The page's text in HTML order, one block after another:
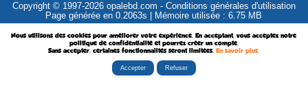
Copyright © 1997-2026 opalebd.com - Conditions générales d'utilisation
Page générée en 0.2063s | Mémoire utilisée : 6.75 MB
Nous utilisons des cookies pour améliorer votre expérience. En acceptant, vous acceptez notre
politique de confidentialité et pourrez créer un compte.
Sans accepter, certaines fonctionnalités seront limitées.En savoir plus.
Accepter Refuser